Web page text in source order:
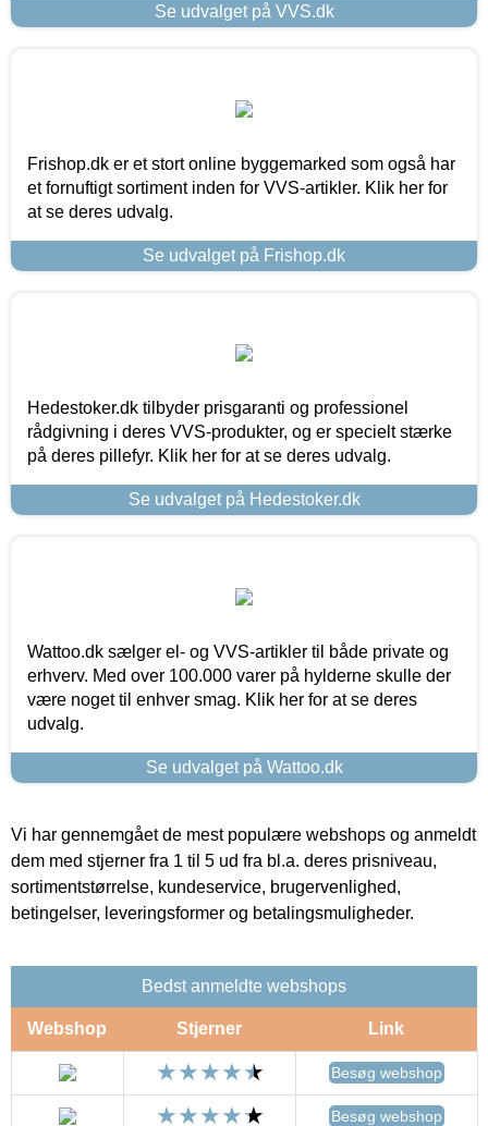
Se udvalget på VVS.dk
Frishop.dk er et stort online byggemarked som også har
et fornuftigt sortiment inden for VVS-artikler. Klik her for
at se deres udvalg.
Se udvalget på Frishop.dk
Hedestoker.dk tilbyder prisgaranti og professionel
rådgivning i deres VVS-produkter, og er specielt stærke
på deres pillefyr. Klik her for at se deres udvalg.
Se udvalget på Hedestoker.dk
Wattoo.dk sælger el- og VVS-artikler til både private og
erhverv. Med over 100.000 varer på hylderne skulle der
være noget til enhver smag. Klik her for at se deres
udvalg.
Se udvalget på Wattoo.dk
Vi har gennemgået de mest populære webshops og anmeldt
dem med stjerner fra 1 til 5 ud fra bl.a. deres prisniveau,
sortimentstørrelse, kundeservice, brugervenlighed,
betingelser, leveringsformer og betalingsmuligheder.
Bedst anmeldte webshops
Webshop Stjerner Link
Besøg webshop
Besøg webshop